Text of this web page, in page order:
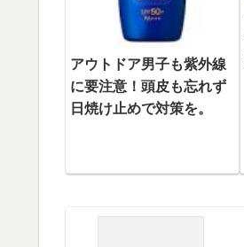
アウトドア男子も紫外線
に要注意！頭皮も忘れず
日焼け止めで対策を。